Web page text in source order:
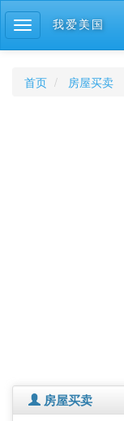
Toggle
navigation
我爱美国
首页 房屋买卖
房屋买卖